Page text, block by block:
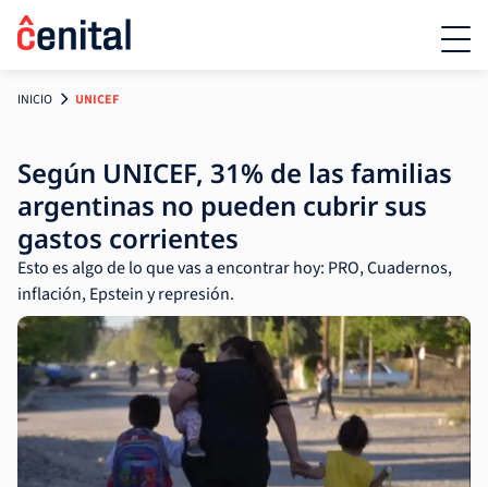
INICIO UNICEF
Según UNICEF, 31% de las familias
argentinas no pueden cubrir sus
gastos corrientes
Esto es algo de lo que vas a encontrar hoy: PRO, Cuadernos,
inflación, Epstein y represión.